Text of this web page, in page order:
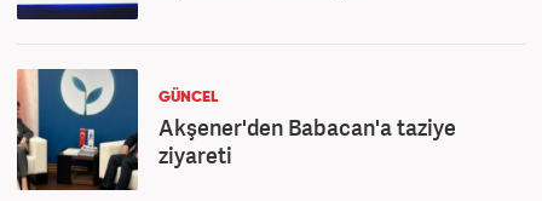
GÜNCEL
Akşener'den Babacan'a taziye
ziyareti